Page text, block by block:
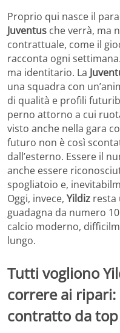
Proprio qui nasce il
Juventus che verrà, ma
contrattuale, come il
racconta ogni
ma identitario. La
una squadra con
di qualità e profili
perno attorno a cui
visto anche nella gara
futuro non è così
dall’esterno. Essere il
anche essere
spogliatoio e,
Oggi, invece, Yildiz resta
guadagna da numero
calcio moderno,
lungo.
Tutti vogliono
correre ai
contratto da